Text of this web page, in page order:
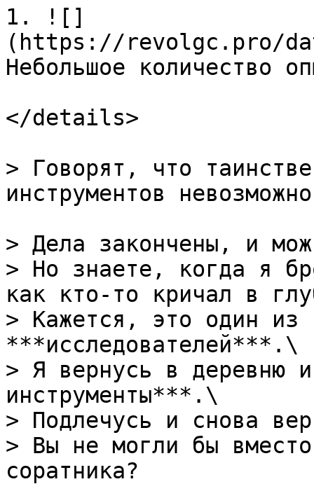
1. ![]
(https://revolgc.pro/
Небольшое количество
</details>
> Говорят, что
инструментов
> Дела закончены, и
> Но знаете, когда я
как кто-то кричал в
> Кажется, это один из
***исследователей***.\
> Я вернусь в деревню
инструменты***.\
> Подлечусь и снова
> Вы не могли бы
соратника?